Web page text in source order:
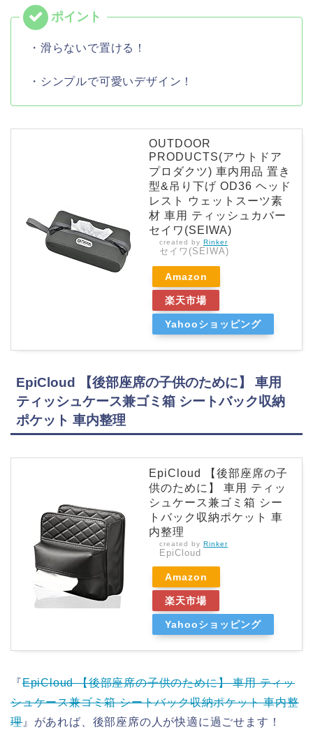
・滑らないで置ける！
・シンプルで可愛いデザイン！
OUTDOOR
PRODUCTS(アウトドア
プロダクツ) 車内用品 置き
型&吊り下げ OD36 ヘッド
レスト ウェットスーツ素
材 車用 ティッシュカバー
セイワ(SEIWA)
created by Rinker
セイワ(SEIWA)
Amazon
楽天市場
Yahooショッピング
EpiCloud 【後部座席の子供のために】 車用
ティッシュケース兼ゴミ箱 シートバック収納
ポケット 車内整理
EpiCloud 【後部座席の子
供のために】 車用 ティッ
シュケース兼ゴミ箱 シー
トバック収納ポケット 車
内整理
created by Rinker
EpiCloud
Amazon
楽天市場
Yahooショッピング
『EpiCloud 【後部座席の子供のために】 車用 ティッ
シュケース兼ゴミ箱 シートバック収納ポケット 車内整
理』があれば、後部座席の人が快適に過ごせます！